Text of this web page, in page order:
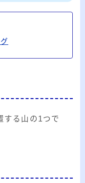
賞魚などの記事
する山の1つで